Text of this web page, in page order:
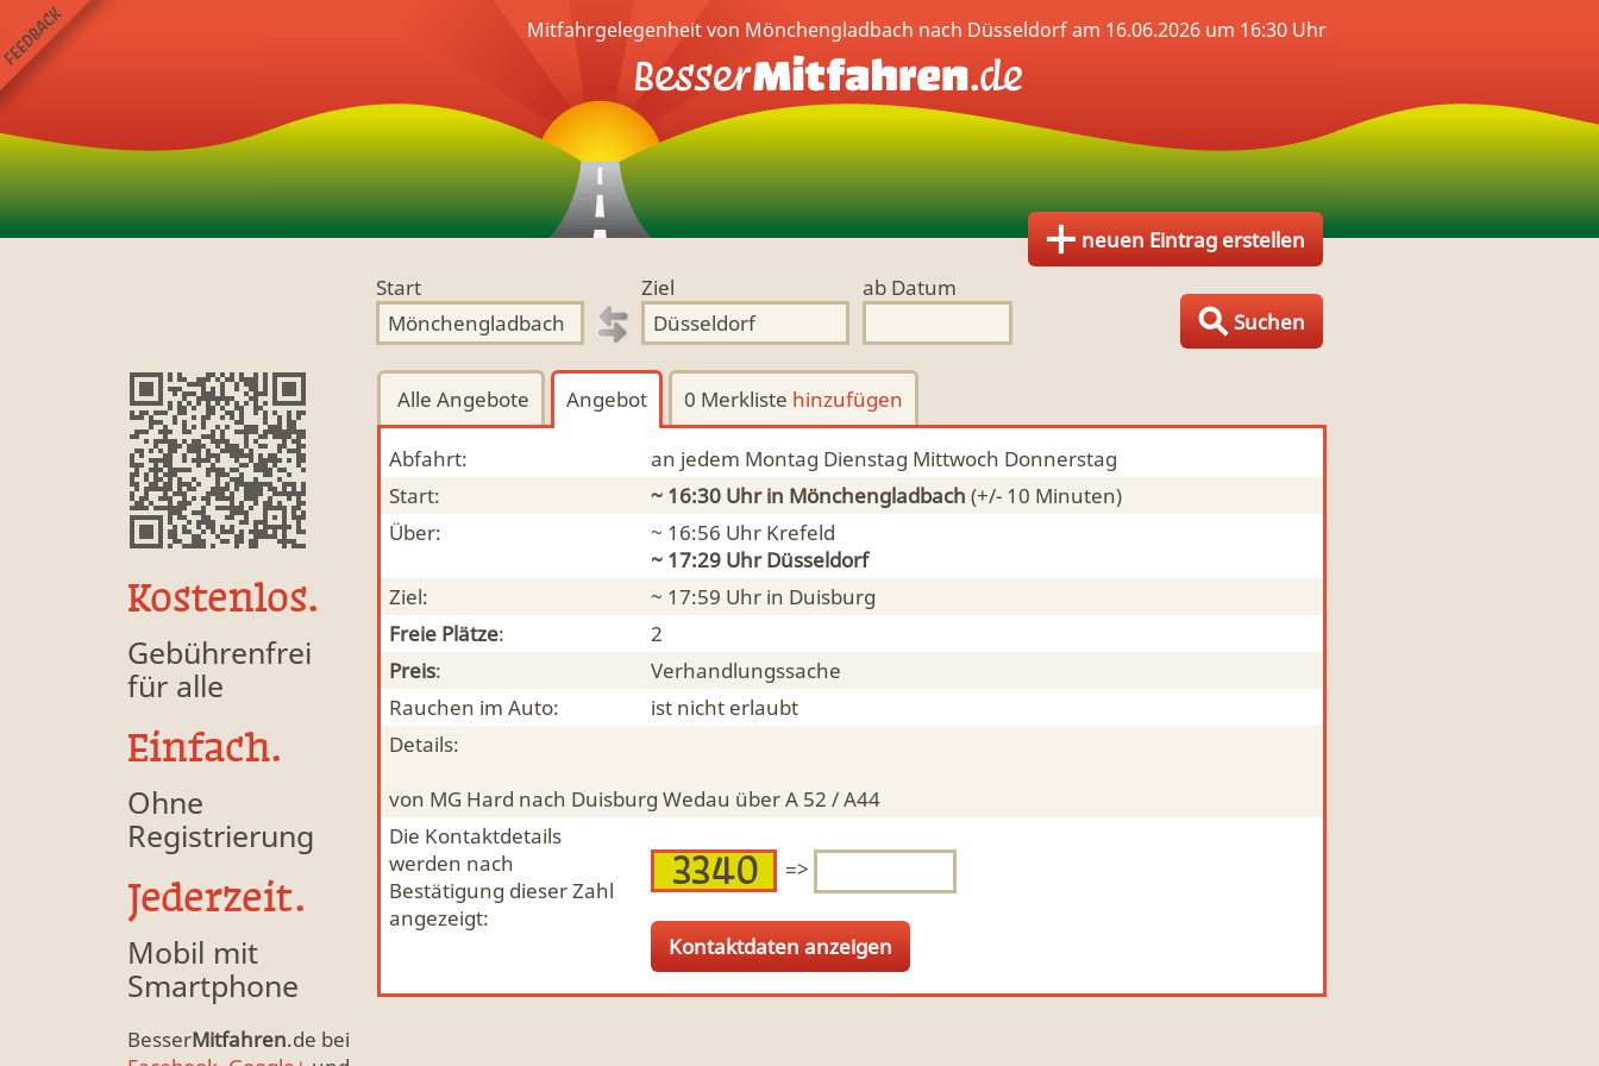
neuen Eintrag erstellen
Start
Ziel
ab Datum
Suchen
Kostenlos.
Gebührenfrei
für alle
Einfach.
Ohne
Registrierung
Jederzeit.
Mobil mit
Smartphone
BesserMitfahren.de bei
Mitfahrgelegenheit von Mönchengladbach nach Düsseldorf am 16.06.2026 um 16:30 Uhr
Alle Angebote Angebot 0 Merkliste hinzufügen
Abfahrt:
an jedem Montag Dienstag Mittwoch Donnerstag
Start:
~ 16:30 Uhrin Mönchengladbach (+/- 10 Minuten)
Über:
~ 16:56 Uhr Krefeld
~ 17:29 UhrDüsseldorf
Ziel:
~ 17:59 Uhr in Duisburg
Freie Plätze:
2
Preis:
Verhandlungssache
Rauchen im Auto:
ist nicht erlaubt
Details:
von MG Hard nach Duisburg Wedau über A 52 / A44
Die Kontaktdetails
werden nach
Bestätigung dieser Zahl
angezeigt:
=>